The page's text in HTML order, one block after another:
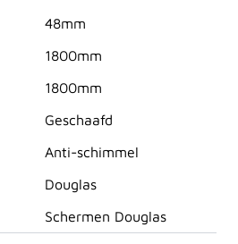
48mm
1800mm
1800mm
Geschaafd
Anti-schimmel
Douglas
Schermen Douglas